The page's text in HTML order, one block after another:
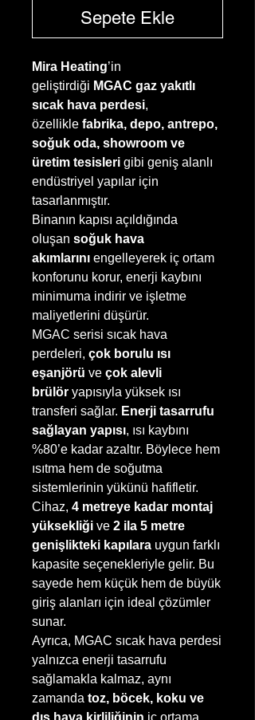
Sepete Ekle
Mira Heating’in
geliştirdiği MGAC gaz yakıtlı
sıcak hava perdesi,
özellikle fabrika, depo, antrepo,
soğuk oda, showroom ve
üretim tesisleri gibi geniş alanlı
endüstriyel yapılar için
tasarlanmıştır.
Binanın kapısı açıldığında
oluşan soğuk hava
akımlarını engelleyerek iç ortam
konforunu korur, enerji kaybını
minimuma indirir ve işletme
maliyetlerini düşürür.
MGAC serisi sıcak hava
perdeleri, çok borulu ısı
eşanjörü ve çok alevli
brülör yapısıyla yüksek ısı
transferi sağlar. Enerji tasarrufu
sağlayan yapısı, ısı kaybını
%80’e kadar azaltır. Böylece hem
ısıtma hem de soğutma
sistemlerinin yükünü hafifletir.
Cihaz, 4 metreye kadar montaj
yüksekliği ve 2 ila 5 metre
genişlikteki kapılara uygun farklı
kapasite seçenekleriyle gelir. Bu
sayede hem küçük hem de büyük
giriş alanları için ideal çözümler
sunar.
Ayrıca, MGAC sıcak hava perdesi
yalnızca enerji tasarrufu
sağlamakla kalmaz, aynı
zamanda toz, böcek, koku ve